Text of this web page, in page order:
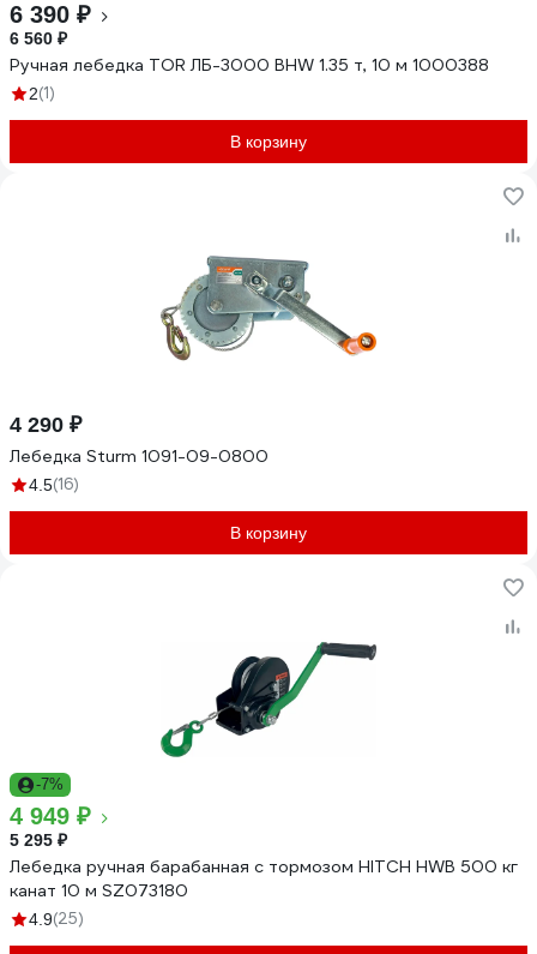
6 390 ₽
6 560 ₽
Ручная лебедка TOR ЛБ-3000 BHW 1.35 т, 10 м 1000388
2(1)
В корзину
4 290 ₽
Лебедка Sturm 1091-09-0800
4.5(16)
В корзину
-7%
4 949 ₽
5 295 ₽
Лебедка ручная барабанная с тормозом HITCH HWB 500 кг
канат 10 м SZ073180
4.9(25)